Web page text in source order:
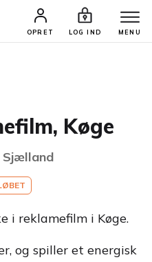
OPRET LOG IND MENU
SØG PROFIL
Køge
Sjælland
i reklamefilm i Køge.
og spiller et energisk